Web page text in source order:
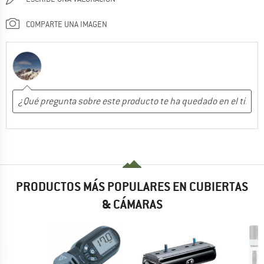
COMPARTE UNA IMAGEN
PRODUCTOS MÁS POPULARES EN CUBIERTAS
& CÁMARAS